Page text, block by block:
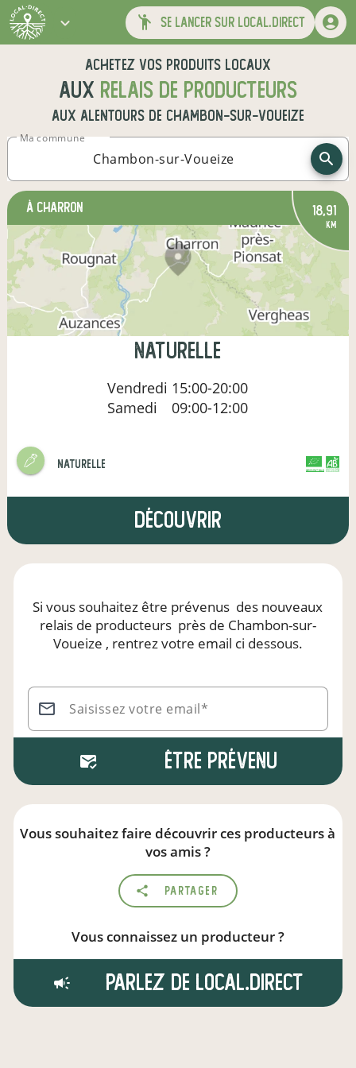
se lancer sur local.direct
Achetez vos produits locaux
aux relais de producteurs
aux alentours de Chambon-sur-Voueize
Ma commune
à Charron 18,91
km
naturelle
Vendredi 15:00-20:00
Samedi
09:00-12:00
naturelle CERTIFIÉ PAR FR-BIO-01
AGRICULTURE FRANCE
Découvrir
Si vous souhaitez être prévenus des nouveaux
relais de producteurs près de Chambon-sur-
Voueize , rentrez votre email ci dessous.
Saisissez votre email*
Être prévenu
Vous souhaitez faire découvrir ces producteurs à
vos amis ?
Partager
Vous connaissez un producteur ?
Parlez de local.direct